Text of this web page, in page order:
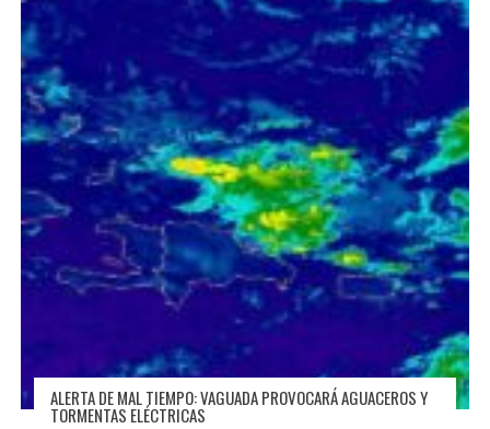
ALERTA DE MAL TIEMPO: VAGUADA PROVOCARÁ AGUACEROS Y
TORMENTAS ELÉCTRICAS